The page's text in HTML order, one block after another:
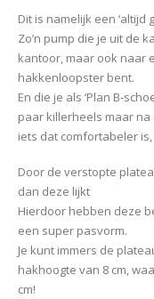
Dit is namelijk een ‘altijd
Zo’n pump die je uit de
kantoor, maar ook naar
hakkenloopster bent.
En die je als ‘Plan B-
paar killerheels maar
iets dat comfortabeler
Door de verstopte
dan deze lijkt
Hierdoor hebben deze
een super pasvorm.
Je kunt immers de
hakhoogte van 8 cm,
cm!